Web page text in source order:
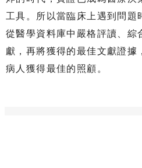
工具。所以當臨床上遇到問題
從醫學資料庫中嚴格評讀、綜
獻，再將獲得的最佳文獻證據
病人獲得最佳的照顧。